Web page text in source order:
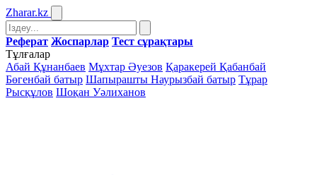
Zharar.kz
Реферат Жоспарлар Тест сұрақтары
Тұлғалар
Абай Құнанбаев Мұхтар Әуезов Қаракерей Қабанбай
Бөгенбай батыр Шапырашты Наурызбай батыр Тұрар
Рысқұлов Шоқан Уәлиханов